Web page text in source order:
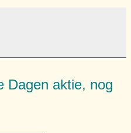
Dagen aktie, nog